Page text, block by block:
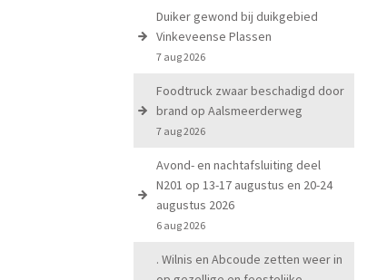
Duiker gewond bij duikgebied
Vinkeveense Plassen
7 aug 2026
Foodtruck zwaar beschadigd door
brand op Aalsmeerderweg
7 aug 2026
Avond- en nachtafsluiting deel
N201 op 13-17 augustus en 20-24
augustus 2026
6 aug 2026
. Wilnis en Abcoude zetten weer in